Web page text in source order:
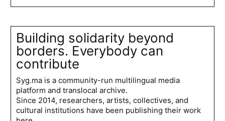
Building solidarity beyond
borders. Everybody can
contribute
Syg.ma is a community-run multilingual media
platform and translocal archive.
Since 2014, researchers, artists, collectives, and
cultural institutions have been publishing their work